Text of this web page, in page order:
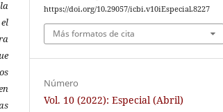
https://doi.org/10.29057/icbi.v10iEspecial.8227
Más formatos de cita
Número
Vol. 10 (2022): Especial (Abril)